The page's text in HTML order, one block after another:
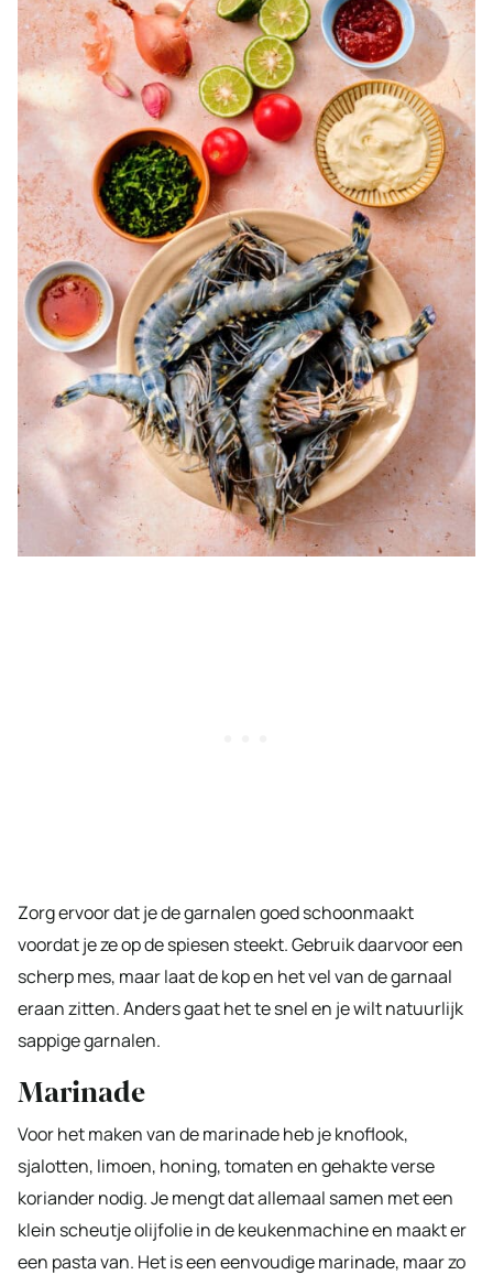
Zorg ervoor dat je de garnalen goed schoonmaakt
voordat je ze op de spiesen steekt. Gebruik daarvoor een
scherp mes, maar laat de kop en het vel van de garnaal
eraan zitten. Anders gaat het te snel en je wilt natuurlijk
sappige garnalen.
Marinade
Voor het maken van de marinade heb je knoflook,
sjalotten, limoen, honing, tomaten en gehakte verse
koriander nodig. Je mengt dat allemaal samen met een
klein scheutje olijfolie in de keukenmachine en maakt er
een pasta van. Het is een eenvoudige marinade, maar zo